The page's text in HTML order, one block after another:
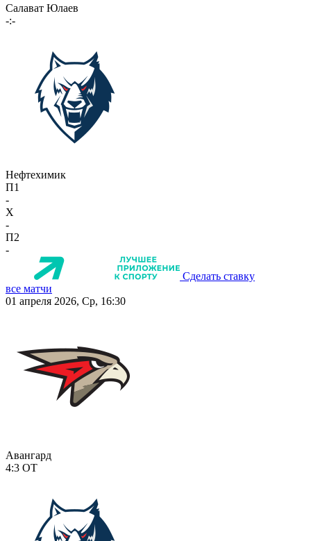
Салават Юлаев
-:-
Нефтехимик
П1
-
X
-
П2
-
Сделать ставку
все матчи
01 апреля 2026, Ср, 16:30
Авангард
4:3 ОТ